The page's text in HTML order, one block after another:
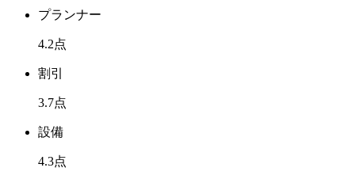
プランナー
4.2点
割引
3.7点
設備
4.3点